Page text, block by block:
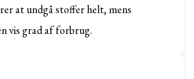
at undgå stoffer helt, mens
vis grad af forbrug.